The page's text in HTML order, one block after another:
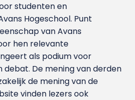
studenten en
Hoge­school. Punt
van Avans
hen relevante
als podium voor
debat. De mening van derden
de mening van de
vinden lezers ook